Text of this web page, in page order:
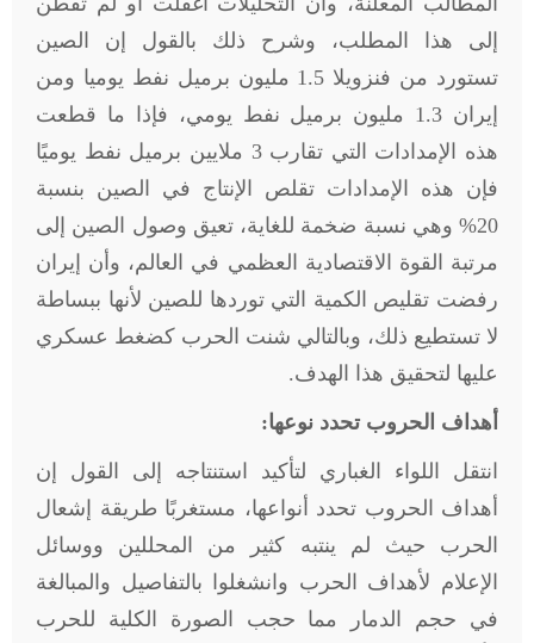
إلى هذا المطلب، وشرح ذلك بالقول إن الصين
تستورد من فنزويلا 1.5 مليون برميل نفط يوميا ومن
إيران 1.3 مليون برميل نفط يومي، فإذا ما قطعت
هذه الإمدادات التي تقارب 3 ملايين برميل نفط يوميًا
فإن هذه الإمدادات تقلص الإنتاج في الصين بنسبة
20% وهي نسبة ضخمة للغاية، تعيق وصول الصين إلى
مرتبة القوة الاقتصادية العظمي في العالم، وأن إيران
رفضت تقليص الكمية التي توردها للصين لأنها ببساطة
لا تستطيع ذلك، وبالتالي شنت الحرب كضغط عسكري
عليها لتحقيق هذا الهدف.
أهداف الحروب تحدد نوعها:
انتقل اللواء الغباري لتأكيد استنتاجه إلى القول إن
أهداف الحروب تحدد أنواعها، مستغربًا طريقة إشعال
الحرب حيث لم ينتبه كثير من المحللين ووسائل
الإعلام لأهداف الحرب وانشغلوا بالتفاصيل والمبالغة
في حجم الدمار مما حجب الصورة الكلية للحرب